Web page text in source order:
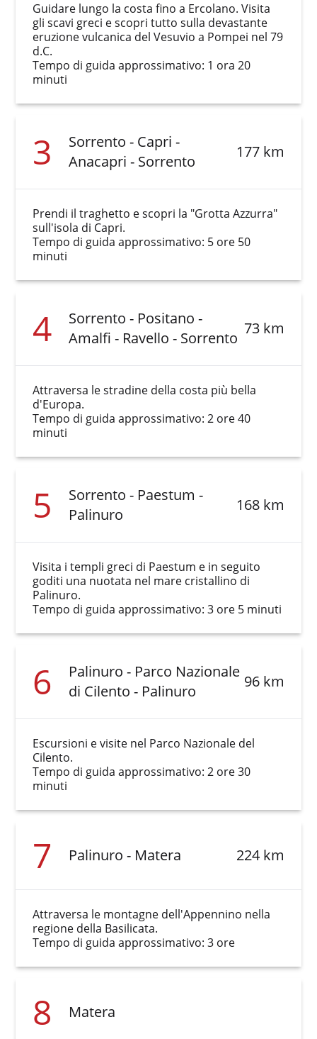
Guidare lungo la costa fino a Ercolano. Visita
gli scavi greci e scopri tutto sulla devastante
eruzione vulcanica del Vesuvio a Pompei nel 79
d.C.
Tempo di guida approssimativo: 1 ora 20
minuti
3
Sorrento - Capri -
Anacapri - Sorrento
177 km
Prendi il traghetto e scopri la "Grotta Azzurra"
sull'isola di Capri.
Tempo di guida approssimativo: 5 ore 50
minuti
4
Sorrento - Positano -
Amalfi - Ravello - Sorrento
73 km
Attraversa le stradine della costa più bella
d'Europa.
Tempo di guida approssimativo: 2 ore 40
minuti
5
Sorrento - Paestum -
Palinuro
168 km
Visita i templi greci di Paestum e in seguito
goditi una nuotata nel mare cristallino di
Palinuro.
Tempo di guida approssimativo: 3 ore 5 minuti
6
Palinuro - Parco Nazionale
di Cilento - Palinuro
96 km
Escursioni e visite nel Parco Nazionale del
Cilento.
Tempo di guida approssimativo: 2 ore 30
minuti
7 Palinuro - Matera 224 km
Attraversa le montagne dell'Appennino nella
regione della Basilicata.
Tempo di guida approssimativo: 3 ore
8 Matera